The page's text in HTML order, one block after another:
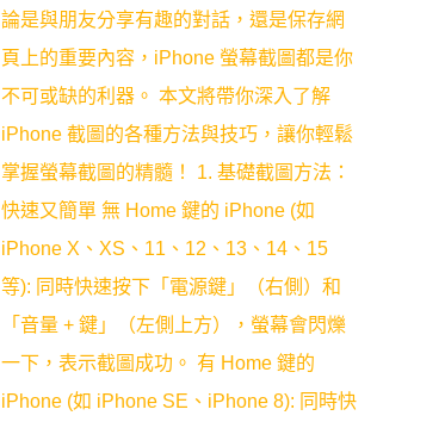
論是與朋友分享有趣的對話，還是保存網
頁上的重要內容，iPhone 螢幕截圖都是你
不可或缺的利器。 本文將帶你深入了解
iPhone 截圖的各種方法與技巧，讓你輕鬆
掌握螢幕截圖的精髓！ 1. 基礎截圖方法：
快速又簡單 無 Home 鍵的 iPhone (如
iPhone X、XS、11、12、13、14、15
等): 同時快速按下「電源鍵」（右側）和
「音量 + 鍵」（左側上方），螢幕會閃爍
一下，表示截圖成功。 有 Home 鍵的
iPhone (如 iPhone SE、iPhone 8): 同時快